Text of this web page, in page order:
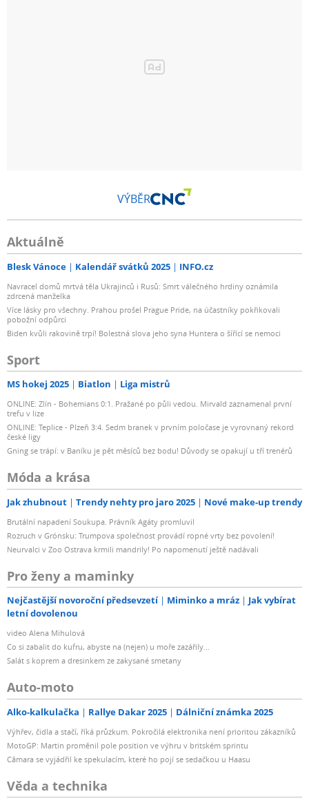
VÝBĚR
Aktuálně
Blesk Vánoce Kalendář svátků 2025 INFO.cz
Navracel domů mrtvá těla Ukrajinců i Rusů: Smrt válečného hrdiny oznámila
zdrcená manželka
Více lásky pro všechny. Prahou prošel Prague Pride, na účastníky pokřikovali
pobožní odpůrci
Biden kvůli rakovině trpí! Bolestná slova jeho syna Huntera o šířící se nemoci
Sport
MS hokej 2025 Biatlon Liga mistrů
ONLINE: Zlín - Bohemians 0:1. Pražané po půli vedou. Mirvald zaznamenal první
trefu v lize
ONLINE: Teplice - Plzeň 3:4. Sedm branek v prvním poločase je vyrovnaný rekord
české ligy
Gning se trápí: v Baníku je pět měsíců bez bodu! Důvody se opakují u tří trenérů
Móda a krása
Jak zhubnout Trendy nehty pro jaro 2025 Nové make-up trendy
Brutální napadení Soukupa. Právník Agáty promluvil
Rozruch v Grónsku: Trumpova společnost provádí ropné vrty bez povolení!
Neurvalci v Zoo Ostrava krmili mandrily! Po napomenutí ještě nadávali
Pro ženy a maminky
Nejčastější novoroční předsevzetí Miminko a mráz
Jak vybírat
letní dovolenou
video Alena Mihulová
Co si zabalit do kufru, abyste na (nejen) u moře zazářily...
Salát s koprem a dresinkem ze zakysané smetany
Auto-moto
Alko-kalkulačka Rallye Dakar 2025 Dálniční známka 2025
Výhřev, čidla a stačí, říká průzkum. Pokročilá elektronika není prioritou zákazníků
MotoGP: Martin proměnil pole position ve výhru v britském sprintu
Câmara se vyjádřil ke spekulacím, které ho pojí se sedačkou u Haasu
Věda a technika